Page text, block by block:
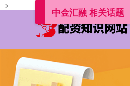
-->
中金汇融 相关话题